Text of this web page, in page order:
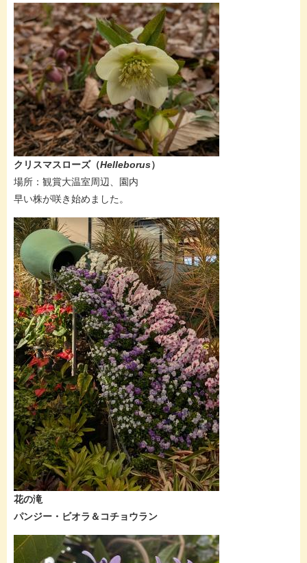
クリスマスローズ（Helleborus​）
場所：​​観賞大温室周辺、園内
​早い株が咲き始めました。​​
花の滝
パンジー・ビオラ＆コチョウラン